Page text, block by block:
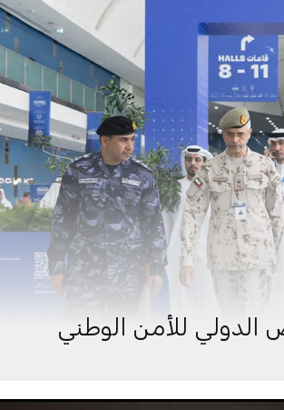
الدولي للأمن الوطني